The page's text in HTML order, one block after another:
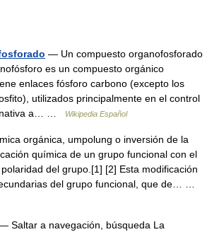
— Un compuesto organofosforado
es un compuesto orgánico
enlaces fósforo carbono (excepto los
utilizados principalmente en el control
a… …
Wikipedia Español
orgánica, umpolung o inversión de la
química de un grupo funcional con el
del grupo.[1] [2] Esta modificación
del grupo funcional, que de… …
Saltar a navegación, búsqueda La